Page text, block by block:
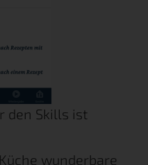
den Skills ist
wunderbare